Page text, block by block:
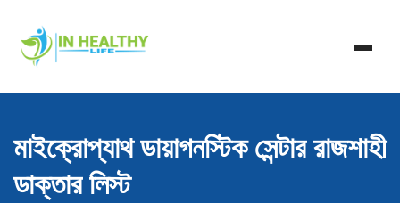
content
In Healthy Life
In Healthy Life, Healthy Life, Health Life, Doctor List,
Doctor Listing
মাইক্রোপ্যাথ ডায়াগনস্টিক সেন্টার রাজশাহী
ডাক্তার লিস্ট